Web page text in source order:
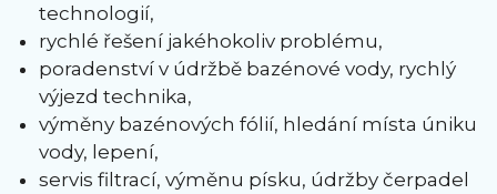
technologií,
rychlé řešení jakéhokoliv problému,
poradenství v údržbě bazénové vody, rychlý
výjezd technika,
výměny bazénových fólií, hledání místa úniku
vody, lepení,
servis filtrací, výměnu písku, údržby čerpadel